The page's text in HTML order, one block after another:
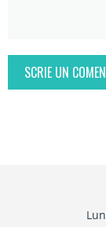
SCRIE UN